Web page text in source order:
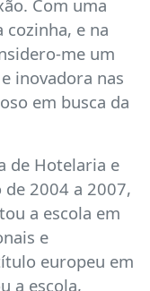
Com uma
cozinha, e na
me um
inovadora nas
em busca da
de Hotelaria e
2004 a 2007,
a escola em
e
europeu em
a escola,